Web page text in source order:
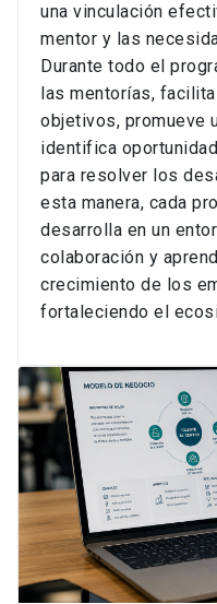
una vinculación
mentor y las
Durante todo el
las mentorías,
objetivos, promueve
identifica
para resolver los
esta manera, cada
desarrolla en un
colaboración y
crecimiento de los
fortaleciendo el